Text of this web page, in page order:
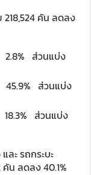
คัน ลดลง
ส่วนแบ่ง
ส่วนแบ่ง
ส่วนแบ่ง
ละ รถกระบะ
น ลดลง 40.1%